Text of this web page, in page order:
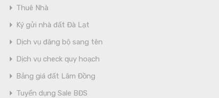
Thuê Nhà
Ký gửi nhà đất Đà Lạt
Dịch vụ đăng bộ sang tên
Dịch vụ check quy hoạch
Bảng giá đất Lâm Đồng
Tuyển dụng Sale BĐS